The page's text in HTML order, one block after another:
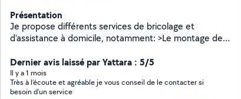
Présentation
Je propose différents services de bricolage et
d'assistance à domicile, notamment: >Le montage de
réparation d'objets ou de petits équipements >Les
petites installations et ajustements à la maison,
>Fixations murales, cadres, tringles, supports TV,
Dernier avis laissé par Yattara : 5/5
Il y a 1 mois
Très à l’écoute et agréable je vous conseil de le contacter si
besoin d’un service